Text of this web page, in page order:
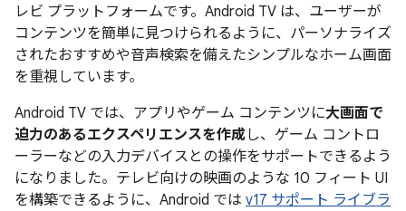
レビ プラットフォームです。Android TV は、ユーザーが
コンテンツを簡単に見つけられるように、パーソナライズ
されたおすすめや音声検索を備えたシンプルなホーム画面
を重視しています。
Android TV では、アプリやゲーム コンテンツに大画面で
迫力のあるエクスペリエンスを作成し、ゲーム コントロ
ーラーなどの入力デバイスとの操作をサポートできるよう
になりました。テレビ向けの映画のような 10 フィート UI
を構築できるように、Android では v17 サポート ライブラ